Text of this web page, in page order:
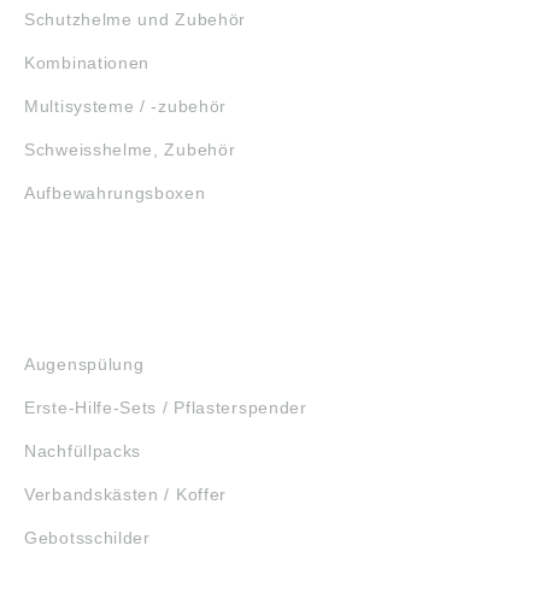
Schutzhelme und Zubehör
Kombinationen
Multisysteme / -zubehör
Schweisshelme, Zubehör
Aufbewahrungsboxen
Augenspülung
Erste-Hilfe-Sets / Pflasterspender
Nachfüllpacks
Verbandskästen / Koffer
Gebotsschilder